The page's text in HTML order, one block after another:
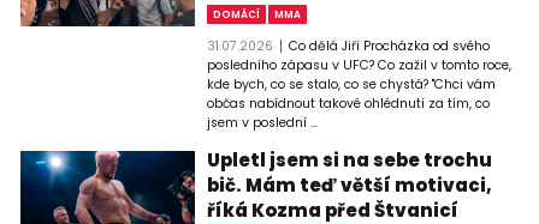
DOMÁCÍ MMA
31.07.2026
Co dělá Jiří Procházka od svého
posledního zápasu v UFC? Co zažil v tomto roce,
kde bych, co se stalo, co se chystá? "Chci vám
občas nabídnout takové ohlédnutí za tím, co
jsem v poslední ...
Upletl jsem si na sebe trochu
bič. Mám teď větší motivaci,
říká Kozma před Štvanicí